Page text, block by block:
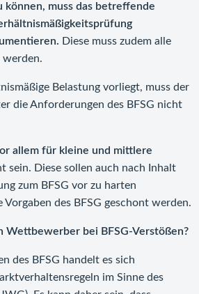
können, muss das betreffende
Diese muss zudem alle
Belastung vorliegt, muss der
die Anforderungen des BFSG nicht
allem für kleine und mittlere
sein. Diese sollen auch nach Inhalt
zum BFSG vor zu harten
Vorgaben des BFSG geschont werden.
Wettbewerber bei BFSG-Verstößen?
des BFSG handelt es sich
im Sinne des